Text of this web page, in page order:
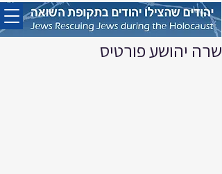
שרה יהושע פורטיס